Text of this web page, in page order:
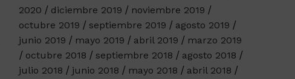
2020
diciembre 2019
noviembre 2019
octubre 2019
septiembre 2019
agosto 2019
junio 2019
mayo 2019 abril 2019
marzo 2019
octubre 2018
septiembre 2018
agosto 2018
julio 2018
junio 2018 mayo 2018
abril 2018